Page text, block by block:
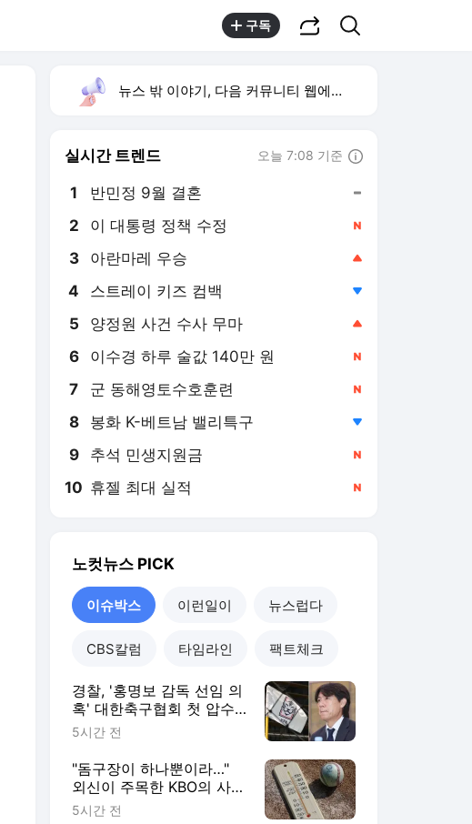
구독
뉴스 밖 이야기, 다음 커뮤니티 웹에서 보기
실시간 트렌드 오늘 7:08 기준
1 반민정 9월 결혼
2 이 대통령 정책 수정
4 스트레이 키즈 컴백
5 양정원 사건 수사 무마
6 이수경 하루 술값 140만 원
7 군 동해영토수호훈련
8 봉화 K-베트남 밸리특구
9 추석 민생지원금
10 휴젤 최대 실적
노컷뉴스 PICK
이슈박스 이런일이 뉴스럽다
CBS칼럼 타임라인 팩트체크
경찰, '홍명보 감독 선임 의
혹' 대한축구협회 첫 압수
수색
5시간 전
"돔구장이 하나뿐이라…"
외신이 주목한 KBO의 사상
첫 '폭염 휴업'
5시간 전